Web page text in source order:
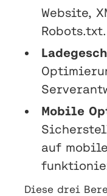
Website,
Robots.txt.
Mobile
auf
Diese drei